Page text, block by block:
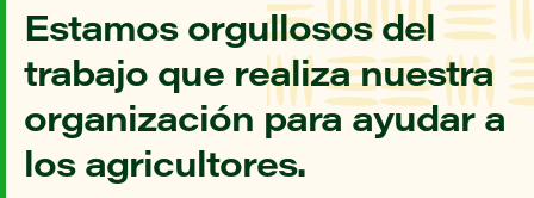
Estamos orgullosos del
trabajo que realiza nuestra
organización para ayudar a
los agricultores.